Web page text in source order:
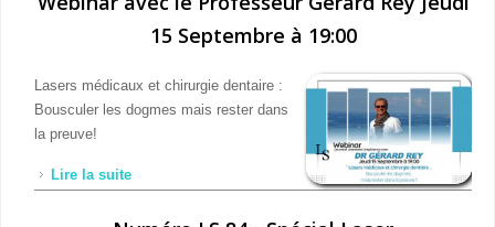
15 Septembre à 19:00
Lasers médicaux et chirurgie dentaire :
Bousculer les dogmes mais rester dans
la preuve!
Lire la suite de Webinar avec le Professeur Gérard Rey Jeudi 15